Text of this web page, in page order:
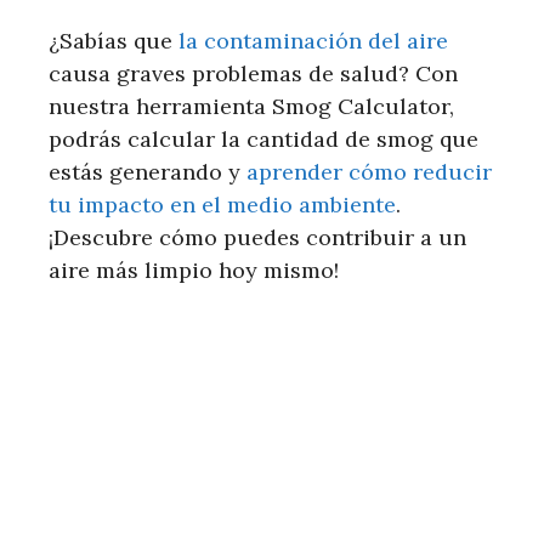
¿Sabías que la contaminación del aire
causa graves problemas de salud? Con
nuestra herramienta Smog Calculator,
podrás calcular la cantidad de smog que
estás generando y aprender cómo reducir
tu impacto en el medio ambiente.
¡Descubre cómo puedes contribuir a un
aire más limpio hoy mismo!